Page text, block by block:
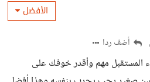
الأفضل
أضف ردا
المستقبل مهم وأقدر خوفك على